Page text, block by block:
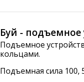
Буй - подъемное
Подъемное
кольцами.
Подъемная сила 100,